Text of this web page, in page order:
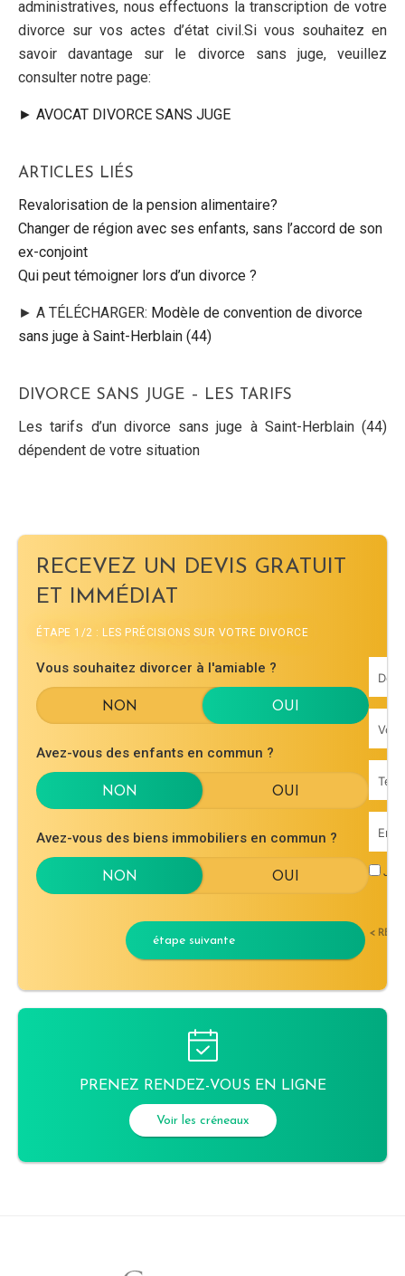
administratives, nous effectuons la transcription de votre
divorce sur vos actes d’état civil.Si vous souhaitez en
savoir davantage sur le divorce sans juge, veuillez
consulter notre page:
► AVOCAT DIVORCE SANS JUGE
ARTICLES LIÉS
Revalorisation de la pension alimentaire?
Changer de région avec ses enfants, sans l’accord de son
ex-conjoint
Qui peut témoigner lors d’un divorce ?
► A TÉLÉCHARGER: Modèle de convention de divorce
sans juge à Saint-Herblain (44)
DIVORCE SANS JUGE – LES TARIFS
Les tarifs d’un divorce sans juge à Saint-Herblain (44)
dépendent de votre situation
RECEVEZ UN DEVIS GRATUIT
ET IMMÉDIAT
ÉTAPE 1/2 : LES PRÉCISIONS SUR VOTRE DIVORCE
Vous souhaitez divorcer à l'amiable ?
Avez-vous des enfants en commun ?
Avez-vous des biens immobiliers en commun ?
étape suivante <
PRENEZ RENDEZ-VOUS EN LIGNE
Voir les créneaux